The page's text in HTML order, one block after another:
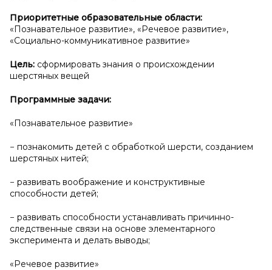
Приоритетные образовательные области:
«Познавательное развитие», «Речевое развитие»,
«Социально-коммуникативное развитие»
Цель: сформировать знания о происхождении
шерстяных вещей
Программные задачи:
«Познавательное развитие»
− познакомить детей с обработкой шерсти, созданием
шерстяных нитей;
− развивать воображение и конструктивные
способности детей;
− развивать способности устанавливать причинно-
следственные связи на основе элементарного
эксперимента и делать выводы;
«Речевое развитие»